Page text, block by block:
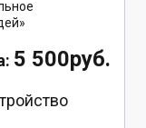
5 500руб.